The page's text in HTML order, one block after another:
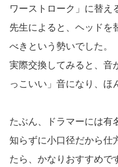
ワーストローク」に替え
先生によると、ヘッドを
べきという勢いでした。
実際交換してみると、音
っこいい」音になり、ほ
たぶん、ドラマーには有
知らずに小口径だから仕
たら、かなりおすすめで